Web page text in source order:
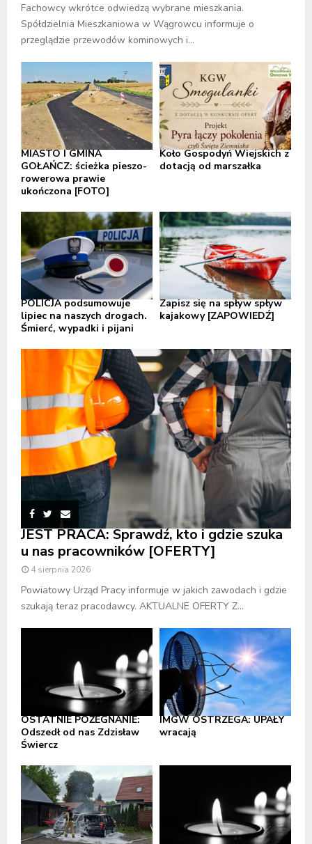
Fachowcy wkrótce odwiedzą wybrane mieszkania.
Spółdzielnia Mieszkaniowa w Wągrowcu informuje o
przeglądzie przewodów kominowych i...
MIASTO I GMINA
GOŁAŃCZ: ścieżka pieszo-
rowerowa prawie
ukończona [FOTO]
Koło Gospodyń Wiejskich z
dotacją od marszałka
POLICJA podsumowuje
lipiec na naszych drogach.
Śmierć, wypadki i pijani
Zapisz się na spływ spływ
kajakowy [ZAPOWIEDŹ]
JEST PRACA: Sprawdź, kto i gdzie szuka
u nas pracowników [OFERTY]
4 sierpnia 2026
Powiatowy Urząd Pracy informuje w jakich zawodach i gdzie
szukają teraz pracodawcy. AKTUALNE OFERTY Z...
OSTATNIE POŻEGNANIE:
Odszedł od nas Zdzisław
Świercz
IMGW OSTRZEGA: UPAŁY
wracają